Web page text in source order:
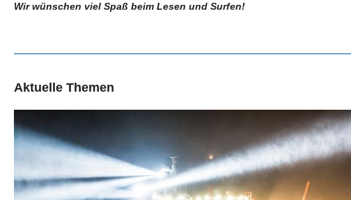
Wir wünschen viel Spaß beim Lesen und Surfen!
Aktuelle Themen